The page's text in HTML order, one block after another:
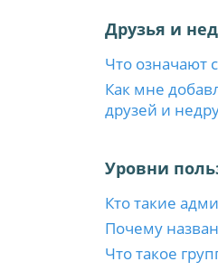
Друзья и
Что означают
Как мне
друзей и
Уровни
Кто такие
Почему
Что такое